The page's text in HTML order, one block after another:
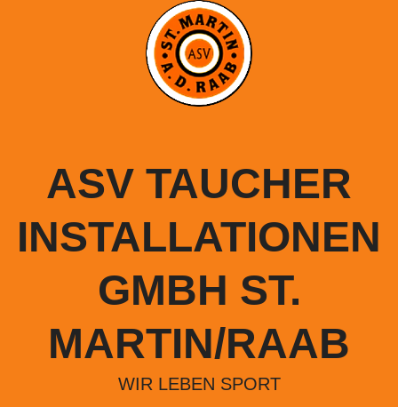
ASV TAUCHER
INSTALLATIONEN
GMBH ST.
MARTIN/RAAB
WIR LEBEN SPORT